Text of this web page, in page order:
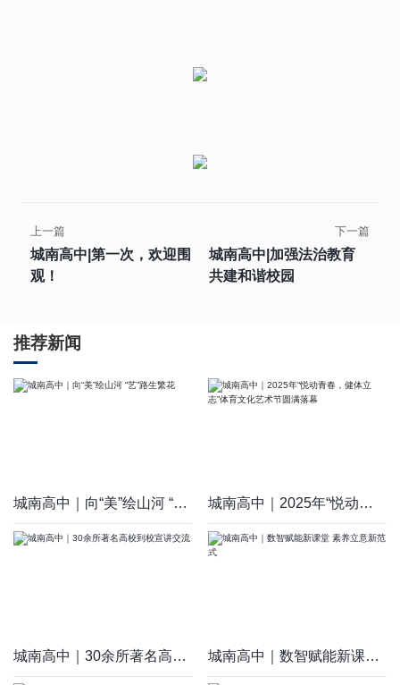
上一篇
城南高中|第一次，欢迎围
观！
下一篇
城南高中|加强法治教育
共建和谐校园
推荐新闻
城南高中｜向“美”绘山河 “艺”路生繁花 城南高中｜2025年“悦动青春，健体立志”体育文化艺术节圆满落幕
城南高中｜30余所著名高校到校宣讲交流 城南高中｜数智赋能新课堂 素养立意新范式